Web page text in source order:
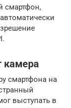
смартфон,
камера
смартфона на
выступать в